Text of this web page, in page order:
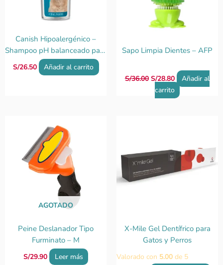
Canish Hipoalergénico –
Shampoo pH balanceado para
pieles sensibles
S/26.50 Añadir al carrito
Sapo Limpia Dientes – AFP
S/36.00 S/28.80
Añadir al
carrito
AGOTADO
Peine Deslanador Tipo
Furminato – M
S/29.90 Leer más
X-Mile Gel Dentífrico para
Gatos y Perros
Valorado con 5.00 de 5